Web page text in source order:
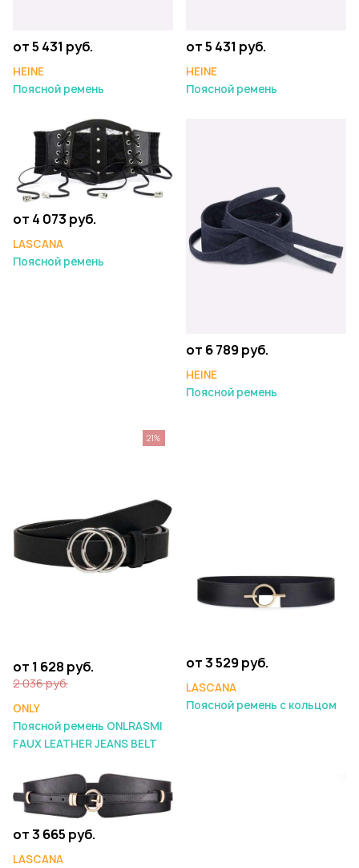
от 5 431 руб.
HEINE
Поясной ремень
от 5 431 руб.
HEINE
Поясной ремень
от 4 073 руб.
LASCANA
Поясной ремень
от 6 789 руб.
HEINE
Поясной ремень
от 1 628 руб.
2 036 руб.
ONLY
Поясной ремень ONLRASMI
FAUX LEATHER JEANS BELT
21%
от 3 529 руб.
LASCANA
Поясной ремень с кольцом
от 3 665 руб.
LASCANA